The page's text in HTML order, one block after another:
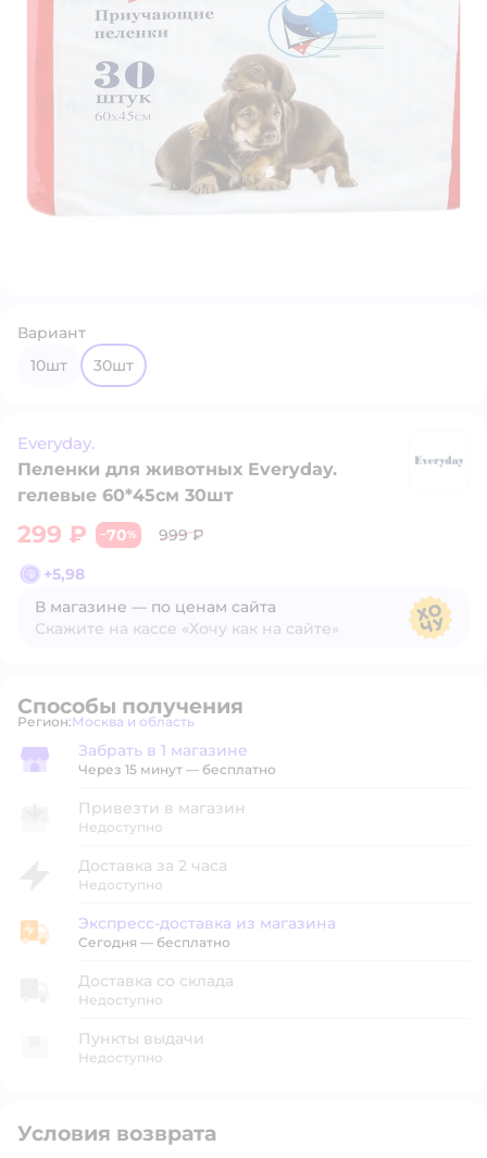
Вариант
10шт
30шт
Everyday.
Пеленки для животных Everyday.
гелевые 60*45см 30шт
299 ₽ −70%
999 ₽
+5,98
В магазине — по ценам сайта
Скажите на кассе «Хочу как на сайте»
Способы получения
Регион: Выбор адреса доставки.
Москва и область
Забрать в магазине
Забрать в 1 магазине
Через 15 минут — бесплатно
Привезти в магазин
Недоступно
Доставка за 2 часа
Недоступно
Экспресс-доставка из магазина
Экспресс-доставка из магазина
Сегодня — бесплатно
Доставка со склада
Недоступно
Пункты выдачи
Недоступно
Условия возврата